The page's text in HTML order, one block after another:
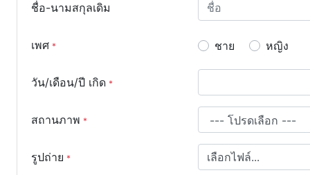
ชื่อ-นามสกุลเดิม
เพศ ชาย หญิง
วัน/เดือน/ปี เกิด
สถานภาพ
รูปถ่าย เลือกไฟล์...